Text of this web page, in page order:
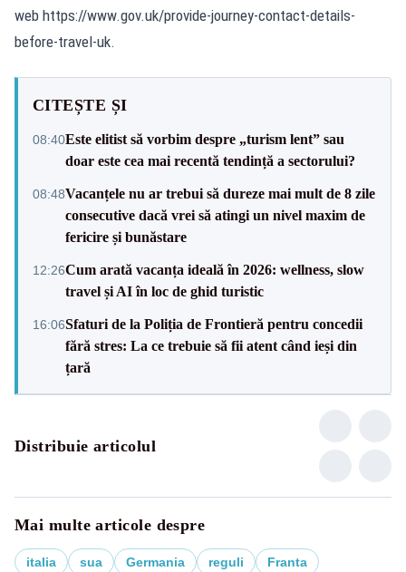
web https://www.gov.uk/provide-journey-contact-details-
before-travel-uk.
CITEȘTE ȘI
08:40Este elitist să vorbim despre „turism lent” sau
doar este cea mai recentă tendință a sectorului?
08:48Vacanțele nu ar trebui să dureze mai mult de 8 zile
consecutive dacă vrei să atingi un nivel maxim de
fericire și bunăstare
12:26Cum arată vacanța ideală în 2026: wellness, slow
travel și AI în loc de ghid turistic
16:06Sfaturi de la Poliția de Frontieră pentru concedii
fără stres: La ce trebuie să fii atent când ieși din
țară
Distribuie articolul
Mai multe articole despre
italia sua Germania reguli
Franta